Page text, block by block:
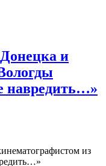
и
навредить…»